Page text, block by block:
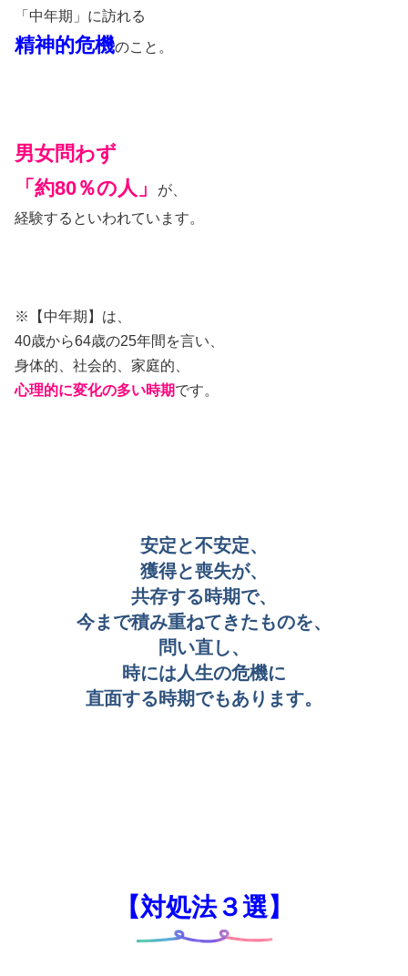
「中年期」に訪れる
精神的危機のこと。
男女問わず
「約80％の人」
が、
経験するといわれています。
※【中年期】は、
40歳から64歳の25年間を言い、
身体的、社会的、家庭的、
心理的に変化の多い時期です。
安定と不安定、
獲得と喪失が、
共存する時期で、
今まで積み重ねてきたものを、
問い直し、
時には人生の危機に
直面する時期でもあります。
【対処法３選】